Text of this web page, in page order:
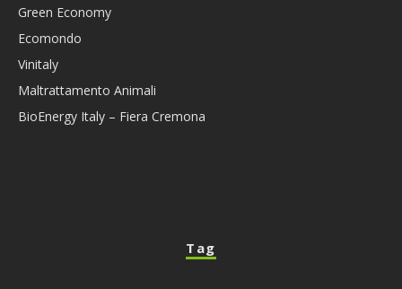
Green Economy
Ecomondo
Vinitaly
Maltrattamento Animali
BioEnergy Italy – Fiera Cremona
Tag